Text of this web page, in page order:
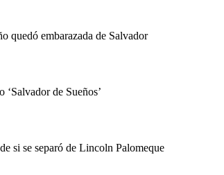
quedó embarazada de Salvador
de Sueños’
si se separó de Lincoln Palomeque